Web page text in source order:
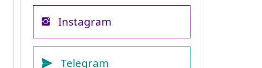
Instagram
Telegram